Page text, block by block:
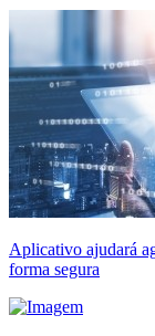
Aplicativo ajudará
forma segura